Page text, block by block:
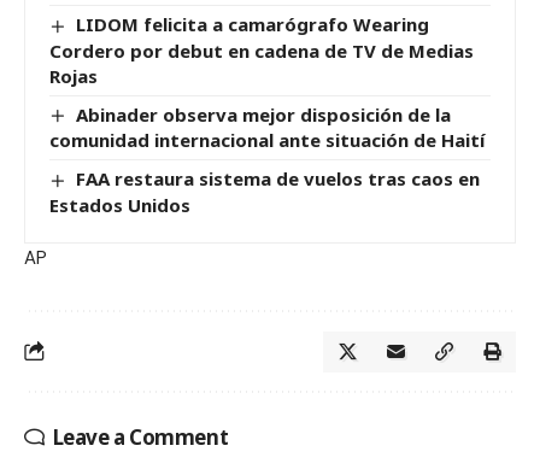
LIDOM felicita a camarógrafo Wearing
Cordero por debut en cadena de TV de Medias
Rojas
Abinader observa mejor disposición de la
comunidad internacional ante situación de Haití
FAA restaura sistema de vuelos tras caos en
Estados Unidos
AP
Leave a Comment